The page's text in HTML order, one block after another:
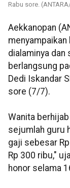
Rabu sore.
Aekkanopan
dialaminya dan
berlangsung
Dedi Iskandar
sore (7/7).
Wanita
sejumlah guru
gaji sebesar
Rp 300 ribu,"
honor selama